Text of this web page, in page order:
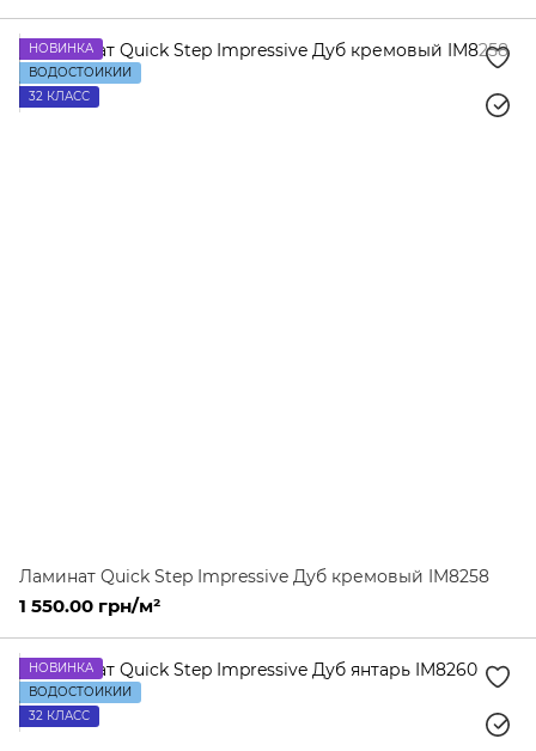
НОВИНКА
ВОДОСТОЙКИЙ
32 КЛАСС
Ламинат Quick Step Impressive Дуб кремовый IM8258
1 550.00 грн/м²
НОВИНКА
ВОДОСТОЙКИЙ
32 КЛАСС